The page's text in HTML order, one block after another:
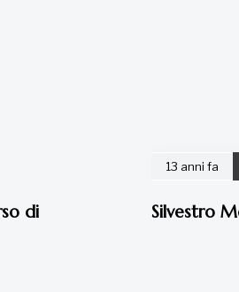
di
13 anni fa
Silvestro